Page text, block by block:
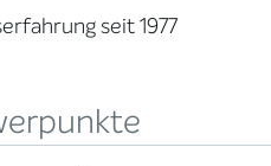
seit 1977